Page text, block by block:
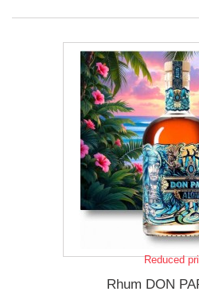
Reduced
Rhum DON